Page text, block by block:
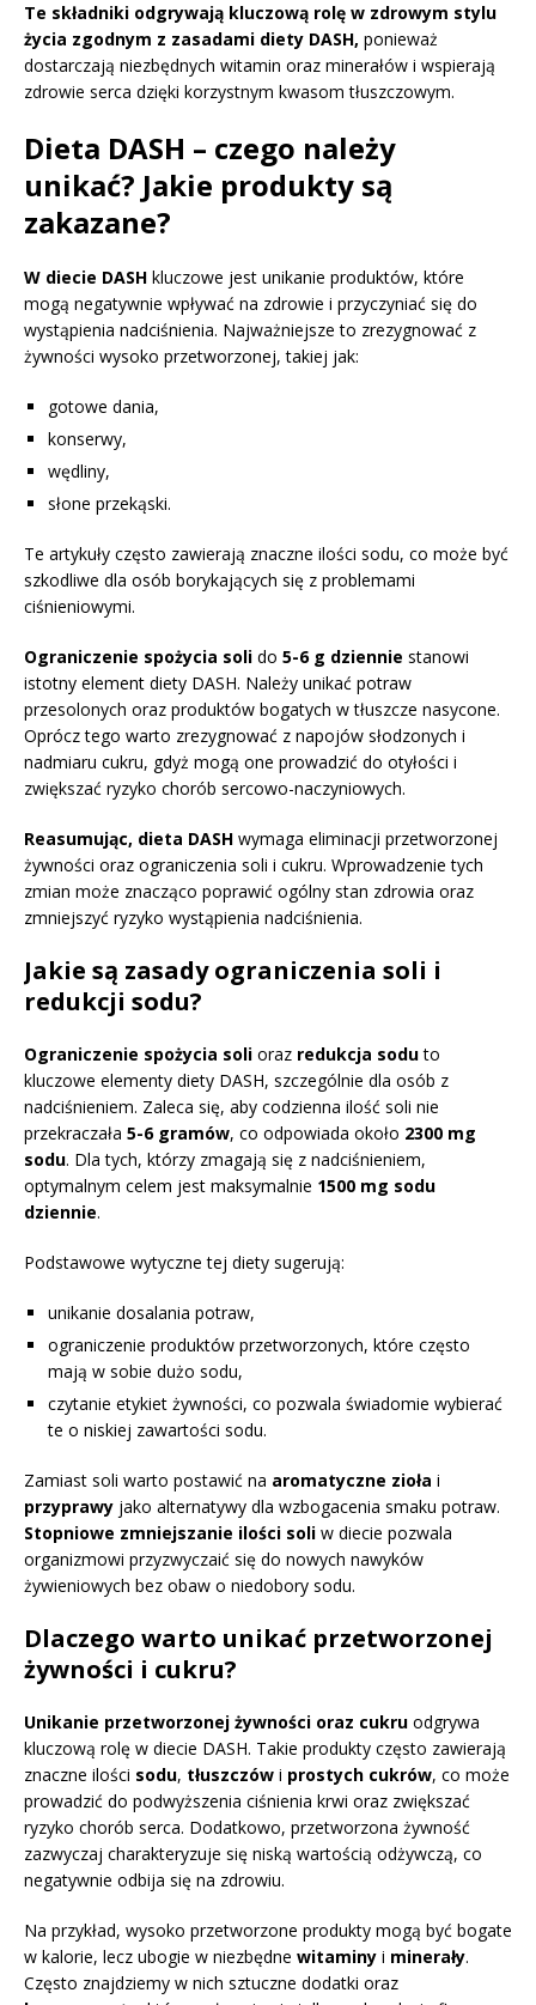
Te składniki odgrywają kluczową rolę w zdrowym stylu
życia zgodnym z zasadami diety DASH, ponieważ
dostarczają niezbędnych witamin oraz minerałów i wspierają
zdrowie serca dzięki korzystnym kwasom tłuszczowym.
Dieta DASH – czego należy
unikać? Jakie produkty są
zakazane?
W diecie DASH kluczowe jest unikanie produktów, które
mogą negatywnie wpływać na zdrowie i przyczyniać się do
wystąpienia nadciśnienia. Najważniejsze to zrezygnować z
żywności wysoko przetworzonej, takiej jak:
gotowe dania,
konserwy,
wędliny,
słone przekąski.
Te artykuły często zawierają znaczne ilości sodu, co może być
szkodliwe dla osób borykających się z problemami
ciśnieniowymi.
Ograniczenie spożycia soli do 5-6 g dziennie stanowi
istotny element diety DASH. Należy unikać potraw
przesolonych oraz produktów bogatych w tłuszcze nasycone.
Oprócz tego warto zrezygnować z napojów słodzonych i
nadmiaru cukru, gdyż mogą one prowadzić do otyłości i
zwiększać ryzyko chorób sercowo-naczyniowych.
Reasumując, dieta DASH wymaga eliminacji przetworzonej
żywności oraz ograniczenia soli i cukru. Wprowadzenie tych
zmian może znacząco poprawić ogólny stan zdrowia oraz
zmniejszyć ryzyko wystąpienia nadciśnienia.
Jakie są zasady ograniczenia soli i
redukcji sodu?
Ograniczenie spożycia soli oraz redukcja soduto
kluczowe elementy diety DASH, szczególnie dla osób z
nadciśnieniem. Zaleca się, aby codzienna ilość soli nie
przekraczała 5-6 gramów, co odpowiada około 2300 mg
sodu. Dla tych, którzy zmagają się z nadciśnieniem,
optymalnym celem jest maksymalnie 1500 mg sodu
dziennie.
Podstawowe wytyczne tej diety sugerują:
unikanie dosalania potraw,
ograniczenie produktów przetworzonych, które często
mają w sobie dużo sodu,
czytanie etykiet żywności, co pozwala świadomie wybierać
te o niskiej zawartości sodu.
Zamiast soli warto postawić na aromatyczne zioła i
przyprawy jako alternatywy dla wzbogacenia smaku potraw.
Stopniowe zmniejszanie ilości soli w diecie pozwala
organizmowi przyzwyczaić się do nowych nawyków
żywieniowych bez obaw o niedobory sodu.
Dlaczego warto unikać przetworzonej
żywności i cukru?
Unikanie przetworzonej żywności oraz cukru odgrywa
kluczową rolę w diecie DASH. Takie produkty często zawierają
znaczne ilości sodu, tłuszczów i prostych cukrów, co może
prowadzić do podwyższenia ciśnienia krwi oraz zwiększać
ryzyko chorób serca. Dodatkowo, przetworzona żywność
zazwyczaj charakteryzuje się niską wartością odżywczą, co
negatywnie odbija się na zdrowiu.
Na przykład, wysoko przetworzone produkty mogą być bogate
w kalorie, lecz ubogie w niezbędne witaminy i minerały.
Często znajdziemy w nich sztuczne dodatki oraz